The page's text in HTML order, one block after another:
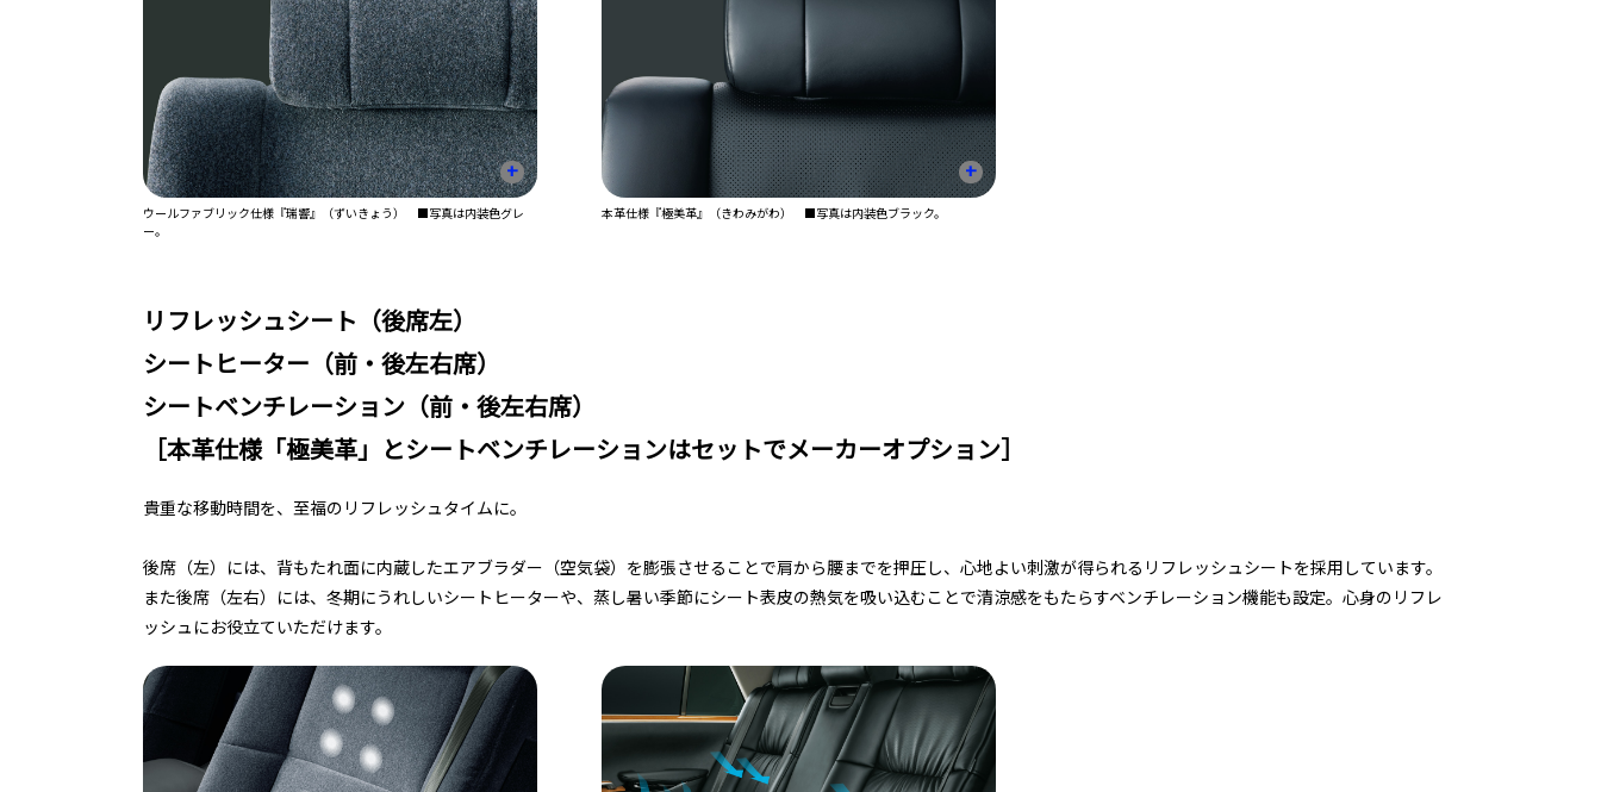
+
ウールファブリック仕様『瑞響』（ずいきょう） ■写真は内装色グレ
ー。
+
本革仕様『極美革』（きわみがわ） ■写真は内装色ブラック。
リフレッシュシート（後席左）
シートヒーター（前・後左右席）
シートベンチレーション（前・後左右席）
［本革仕様「極美革」とシートベンチレーションはセットでメーカーオプション］
貴重な移動時間を、至福のリフレッシュタイムに。
後席（左）には、背もたれ面に内蔵したエアブラダー（空気袋）を膨張させることで肩から腰までを押圧し、心地よい刺激が得られるリフレッシュシートを採用しています。
また後席（左右）には、冬期にうれしいシートヒーターや、蒸し暑い季節にシート表皮の熱気を吸い込むことで清涼感をもたらすベンチレーション機能も設定。心身のリフレ
ッシュにお役立ていただけます。